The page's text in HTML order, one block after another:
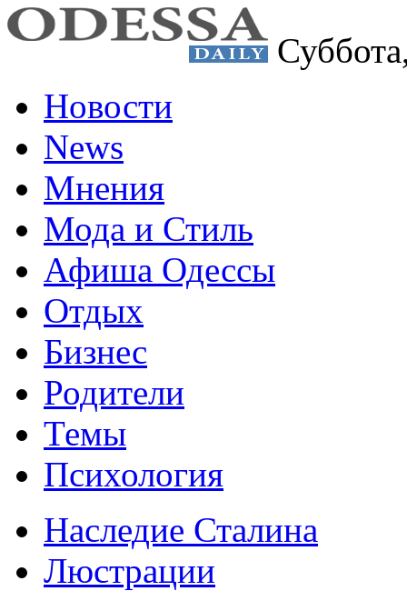
Новости
News
Мнения
Мода и Стиль
Афиша Одессы
Отдых
Бизнес
Родители
Темы
Психология
Наследие Сталина
Люстрации